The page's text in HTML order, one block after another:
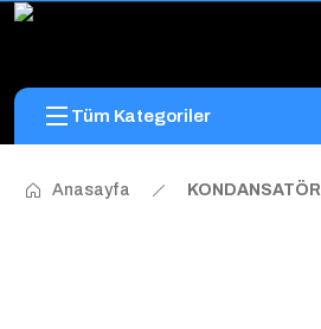
Tüm Kategoriler
Anasayfa KONDANSATÖR